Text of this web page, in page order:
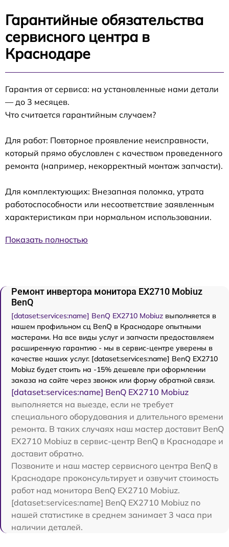
Гарантийные обязательства
сервисного центра в
Краснодаре
Гарантия от сервиса: на установленные нами детали
— до 3 месяцев.
Что считается гарантийным случаем?
Для работ: Повторное проявление неисправности,
который прямо обусловлен с качеством проведенного
ремонта (например, некорректный монтаж запчасти).
Для комплектующих: Внезапная поломка, утрата
работоспособности или несоответствие заявленным
характеристикам при нормальном использовании.
Показать полностью
Ремонт инвертора монитора EX2710 Mobiuz
BenQ
[dataset:services:name] BenQ EX2710 Mobiuz выполняется в
нашем профильном сц BenQ в Краснодаре опытными
мастерами. На все виды услуг и запчасти предоставляем
расширенную гарантию - мы в сервис-центре уверены в
качестве наших услуг. [dataset:services:name] BenQ EX2710
Mobiuz будет стоить на -15% дешевле при оформлении
заказа на сайте через звонок или форму обратной связи.
[dataset:services:name] BenQ EX2710 Mobiuz
выполняется на выезде, если не требует
специального оборудования и длительного времени
ремонта. В таких случаях наш мастер доставит BenQ
EX2710 Mobiuz в сервис-центр BenQ в Краснодаре и
доставит обратно.
Позвоните и наш мастер сервисного центра BenQ в
Краснодаре проконсультирует и озвучит стоимость
работ над монитора BenQ EX2710 Mobiuz.
[dataset:services:name] BenQ EX2710 Mobiuz по
нашей статистике в среднем занимает 3 часа при
наличии деталей.